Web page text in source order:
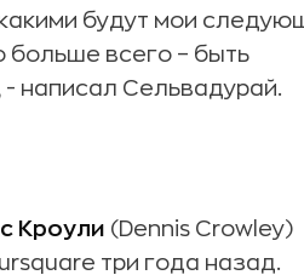
будут мои
больше всего – быть
- написал Сельвадурай.
Кроули (Dennis Crowley)
три года назад.